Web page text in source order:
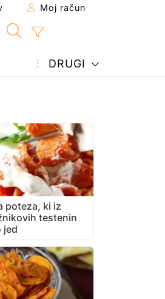
Moj račun
DRUGI
avtorju
fotografijo tega
poteza, ki iz
testenin
jed